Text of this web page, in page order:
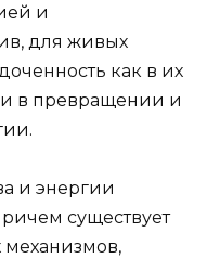
и
для живых
как в их
и в превращении и
и энергии
существует